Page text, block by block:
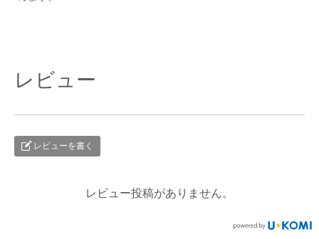
レビュー
レビューを書く
レビュー投稿がありません。